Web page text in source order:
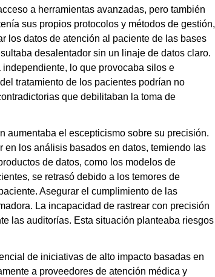
a herramientas avanzadas, pero también
sus propios protocolos y métodos de gestión,
los datos de atención al paciente de las bases
desalentador sin un linaje de datos claro.
lo que provocaba silos e
tratamiento de los pacientes podrían no
que debilitaban la toma de
aumentaba el escepticismo sobre su precisión.
en los análisis basados en datos, temiendo las
de datos, como los modelos de
se retrasó debido a los temores de
Asegurar el cumplimiento de las
La incapacidad de rastrear con precisión
las auditorías. Esta situación planteaba riesgos
de iniciativas de alto impacto basadas en
a proveedores de atención médica y